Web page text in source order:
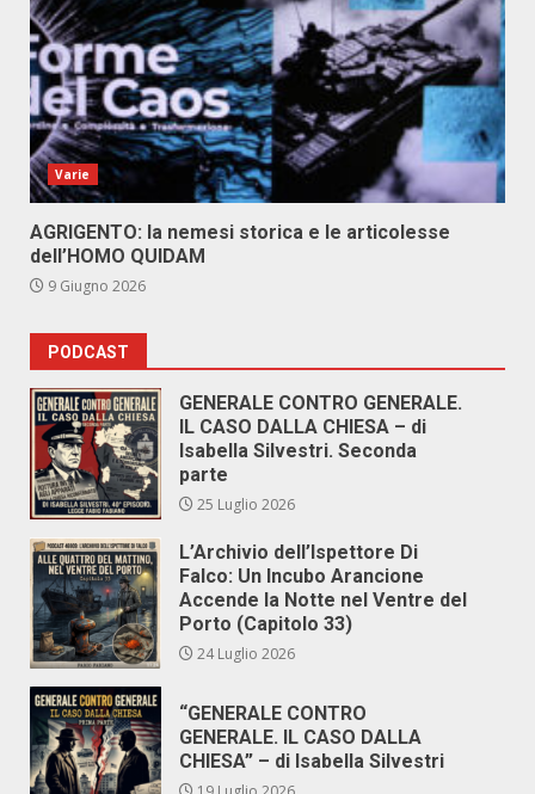
Varie
AGRIGENTO: la nemesi storica e le articolesse
dell’HOMO QUIDAM
9 Giugno 2026
PODCAST
GENERALE CONTRO GENERALE.
IL CASO DALLA CHIESA – di
Isabella Silvestri. Seconda
parte
25 Luglio 2026
L’Archivio dell’Ispettore Di
Falco: Un Incubo Arancione
Accende la Notte nel Ventre del
Porto (Capitolo 33)
24 Luglio 2026
“GENERALE CONTRO
GENERALE. IL CASO DALLA
CHIESA” – di Isabella Silvestri